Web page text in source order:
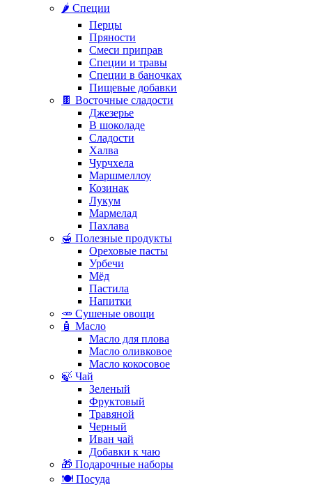
🌶️ Специи
Перцы
Пряности
Смеси приправ
Специи и травы
Специи в баночках
Пищевые добавки
🍫 Восточные сладости
Джезерье
В шоколаде
Сладости
Халва
Чурчхела
Маршмеллоу
Козинак
Лукум
Мармелад
Пахлава
🍯 Полезные продукты
Ореховые пасты
Урбечи
Мёд
Пастила
Напитки
🥕 Сушеные овощи
🧴 Масло
Масло для плова
Масло оливковое
Масло кокосовое
🍃 Чай
Зеленый
Фруктовый
Травяной
Черный
Иван чай
Добавки к чаю
🎁 Подарочные наборы
🍽️ Посуда